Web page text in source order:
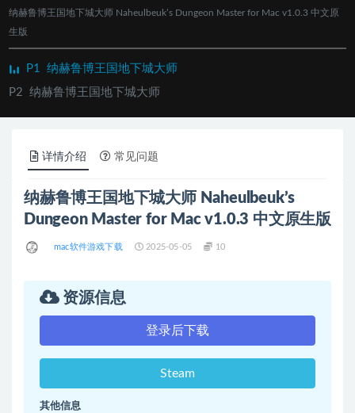
纳赫鲁博王国地下城大师 Naheulbeuk’s Dungeon Master for Mac v1.0.3 中文原
生版
P1 纳赫鲁博王国地下城大师
P2 纳赫鲁博王国地下城大师
详情介绍 常见问题
纳赫鲁博王国地下城大师 Naheulbeuk’s
Dungeon Master for Mac v1.0.3 中文原生版
mac软件游戏下载 2025-05-05 10
资源信息
登录后下载
Steam
其他信息